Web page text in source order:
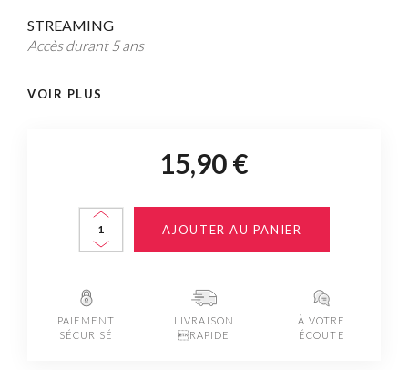
STREAMING
Accès durant 5 ans
VOIR PLUS
15,90 €
AJOUTER AU PANIER
PAIEMENT
SÉCURISÉ
LIVRAISON
RAPIDE
À VOTRE
ÉCOUTE